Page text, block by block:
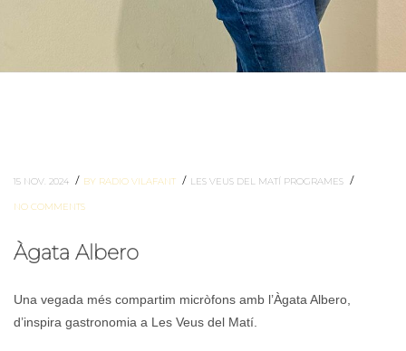
15 NOV. 2024 / BY RADIO VILAFANT / LES VEUS DEL MATÍ PROGRAMES /
NO COMMENTS
Àgata Albero
Una vegada més compartim micròfons amb l’Àgata Albero,
d’inspira gastronomia a Les Veus del Matí.